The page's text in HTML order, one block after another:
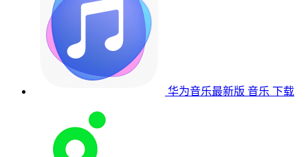
华为音乐最新版 音乐 下载